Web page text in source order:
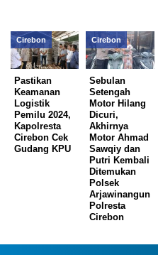
Cirebon
Pastikan
Keamanan
Logistik
Pemilu 2024,
Kapolresta
Cirebon Cek
Gudang KPU
Cirebon
Sebulan
Setengah
Motor Hilang
Dicuri,
Akhirnya
Motor Ahmad
Sawqiy dan
Putri Kembali
Ditemukan
Polsek
Arjawinangun
Polresta
Cirebon